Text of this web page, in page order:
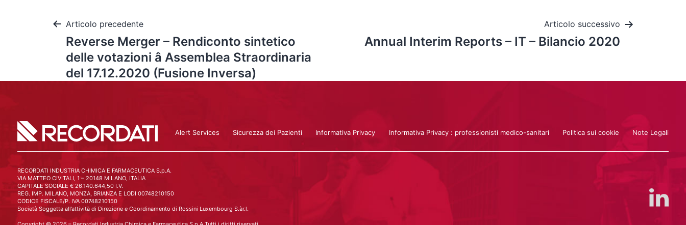
Articolo precedente
Reverse Merger – Rendiconto sintetico
delle votazioni â Assemblea Straordinaria
del 17.12.2020 (Fusione Inversa)
Articolo successivo
Annual Interim Reports – IT – Bilancio 2020
Alert Services Sicurezza dei Pazienti Informativa Privacy Informativa Privacy : professionisti medico-sanitari Politica sui cookie Note Legali
RECORDATI INDUSTRIA CHIMICA E FARMACEUTICA S.p.A.
VIA MATTEO CIVITALI, 1 – 20148 MILANO, ITALIA
CAPITALE SOCIALE € 26.140.644,50 I.V.
REG. IMP. MILANO, MONZA, BRIANZA E LODI 00748210150
CODICE FISCALE/P. IVA 00748210150
Società Soggetta all’attività di Direzione e Coordinamento di Rossini Luxembourg S.àr.l.